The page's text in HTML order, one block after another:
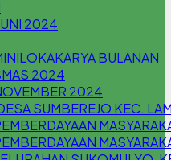
2024
BULANAN
2024
2024
SUMBEREJO KEC.